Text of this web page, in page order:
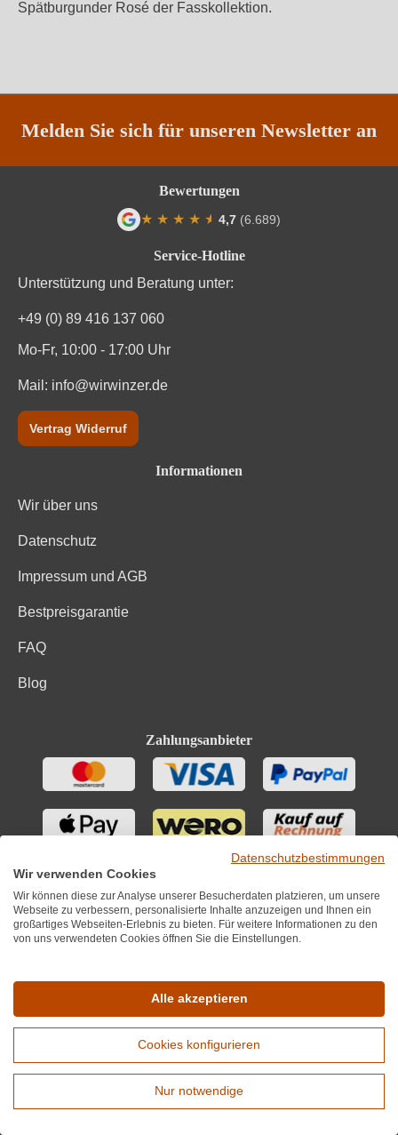
Spätburgunder Rosé der Fasskollektion.
Melden Sie sich für unseren Newsletter an
Service-Hotline
Unterstützung und Beratung unter:
+49 (0) 89 416 137 060
Mo-Fr, 10:00 - 17:00 Uhr
Mail: info@wirwinzer.de
Vertrag Widerruf
Informationen
Wir über uns
Datenschutz
Impressum und AGB
Bestpreisgarantie
FAQ
Blog
Zahlungsanbieter
Versandservice
Bewertungen
★ ★ ★ ★ ★
★ 4,7 (6.689)
Erweiterte Suche
Datenschutzbestimmungen
Wir verwenden Cookies
Wir können diese zur Analyse unserer Besucherdaten platzieren, um unsere
Webseite zu verbessern, personalisierte Inhalte anzuzeigen und Ihnen ein
großartiges Webseiten-Erlebnis zu bieten. Für weitere Informationen zu den
von uns verwendeten Cookies öffnen Sie die Einstellungen.
Alle akzeptieren
Cookies konfigurieren
Nur notwendige